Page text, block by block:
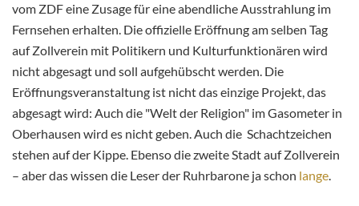
vom ZDF eine Zusage für eine abendliche Ausstrahlung im
Fernsehen erhalten. Die offizielle Eröffnung am selben Tag
auf Zollverein mit Politikern und Kulturfunktionären wird
nicht abgesagt und soll aufgehübscht werden. Die
Eröffnungsveranstaltung ist nicht das einzige Projekt, das
abgesagt wird: Auch die "Welt der Religion" im Gasometer in
Oberhausen wird es nicht geben. Auch die Schachtzeichen
stehen auf der Kippe. Ebenso die zweite Stadt auf Zollverein
– aber das wissen die Leser der Ruhrbarone ja schon lange.